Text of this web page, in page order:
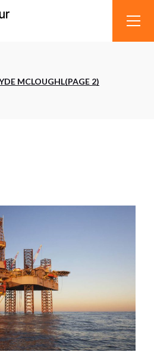
MCLOUGHL(PAGE 2)